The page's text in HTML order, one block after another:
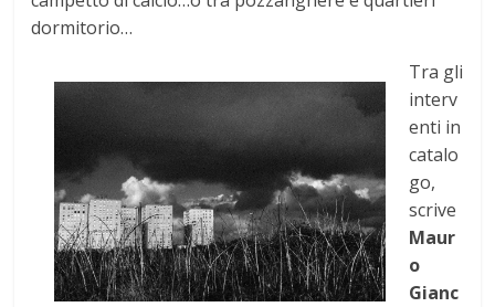
dormitorio…
Tra gli
interv
enti in
catalo
go,
scrive
Maur
o
Gianc